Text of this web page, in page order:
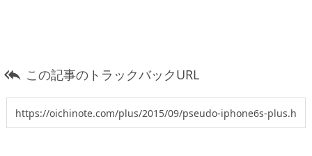
 この記事のトラックバックURL